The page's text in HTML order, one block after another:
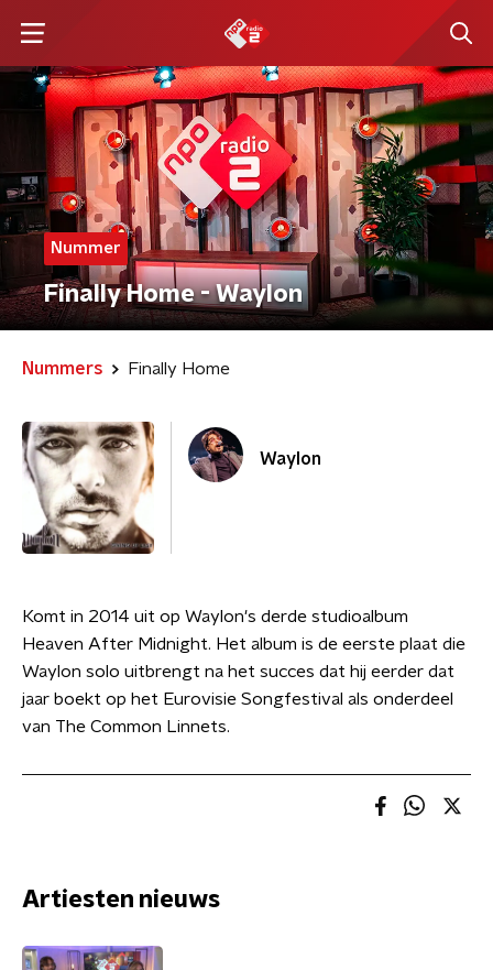
Nummer
Finally Home - Waylon
Nummers Finally Home
Waylon
Komt in 2014 uit op Waylon's derde studioalbum
Heaven After Midnight. Het album is de eerste plaat die
Waylon solo uitbrengt na het succes dat hij eerder dat
jaar boekt op het Eurovisie Songfestival als onderdeel
van The Common Linnets.
Artiesten nieuws